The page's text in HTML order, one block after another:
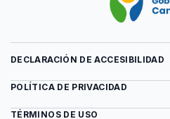
DECLARACIÓN DE ACCESIBILIDAD
POLÍTICA DE PRIVACIDAD
TÉRMINOS DE USO